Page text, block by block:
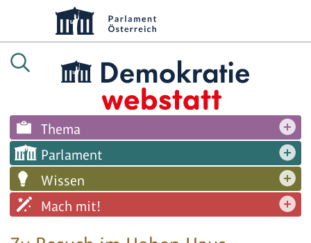
Thema
Parlament
Wissen
Mach mit!